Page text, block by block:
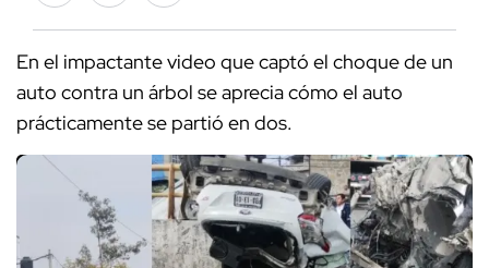
En el impactante video que captó el choque de un
auto contra un árbol se aprecia cómo el auto
prácticamente se partió en dos.